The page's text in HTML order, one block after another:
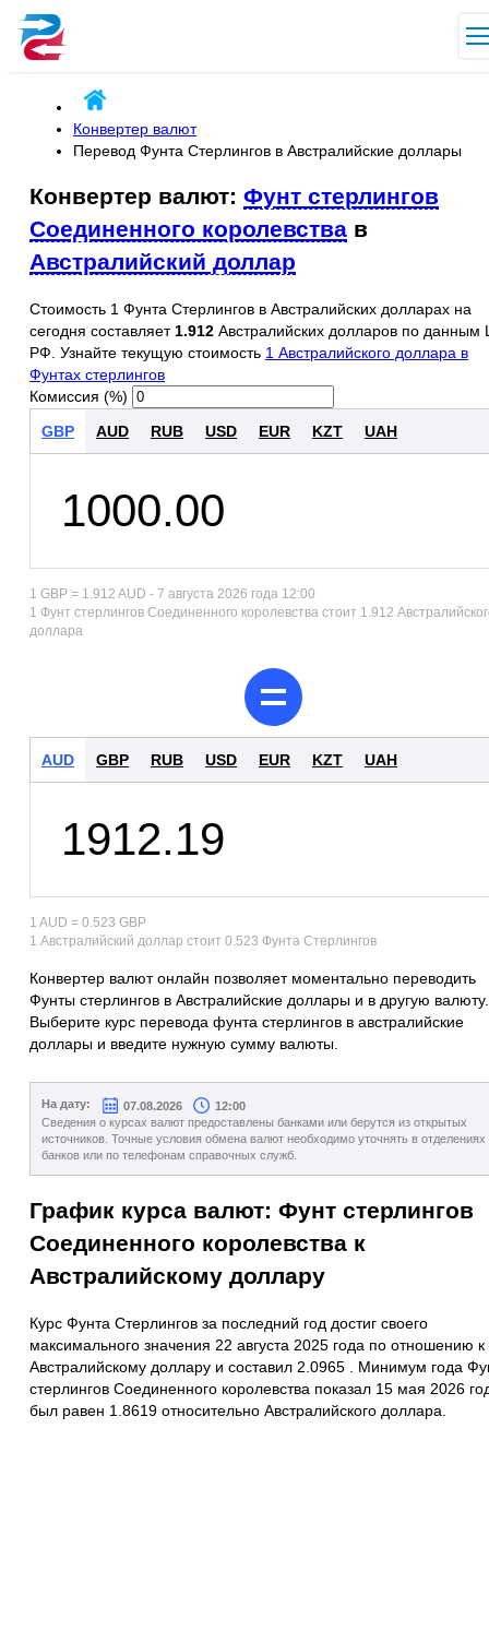
Конвертер валют
Перевод Фунта Стерлингов в Австралийские доллары
Конвертер валют: Фунт стерлингов
Соединенного королевства в
Австралийский доллар
Стоимость 1 Фунта Стерлингов в Австралийских долларах на
сегодня составляет 1.912 Австралийских долларов по данным
РФ. Узнайте текущую стоимость 1 Австралийского доллара в
Фунтах стерлингов
Комиссия (%)
GBP
AUD RUB USD EUR KZT UAH
1 GBP = 1.912 AUD - 7 августа 2026 года 12:00
1 Фунт стерлингов Соединенного королевства стоит 1.912
доллара
AUD GBP RUB USD EUR KZT UAH
1 AUD = 0.523 GBP
1 Австралийский доллар стоит 0.523 Фунта Стерлингов
Конвертер валют онлайн позволяет моментально переводить
Фунты стерлингов в Австралийские доллары и в другую валюту.
Выберите курс перевода фунта стерлингов в австралийские
доллары и введите нужную сумму валюты.
На дату: 07.08.2026
12:00
Сведения о курсах валют предоставлены банками или берутся из открытых
источников. Точные условия обмена валют необходимо уточнять в отделениях
банков или по телефонам справочных служб.
График курса валют: Фунт стерлингов
Соединенного королевства к
Австралийскому доллару
Курс Фунта Стерлингов за последний год достиг своего
максимального значения 22 августа 2025 года по отношению к
Австралийскому доллару и составил 2.0965 . Минимум года
стерлингов Соединенного королевства показал 15 мая 2026
был равен 1.8619 относительно Австралийского доллара.